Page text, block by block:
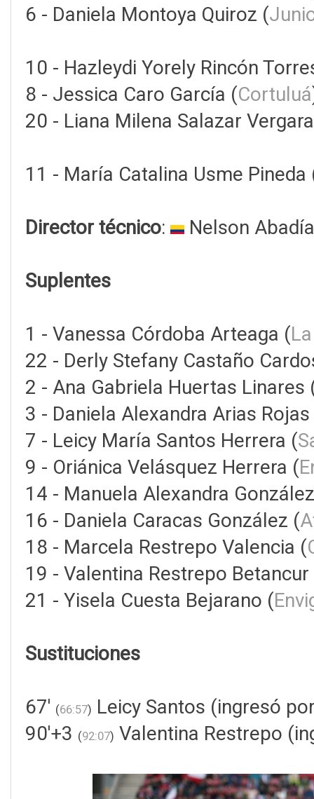
6 - Daniela Montoya Quiroz (
10 - Hazleydi Yorely Rincón
8 - Jessica Caro García (Cortuluá
20 - Liana Milena Salazar
11 - María Catalina Usme Pineda
Director técnico: Nelson
Suplentes
1 - Vanessa Córdoba Arteaga (
22 - Derly Stefany Castaño
2 - Ana Gabriela Huertas Linares
3 - Daniela Alexandra Arias
7 - Leicy María Santos Herrera (
9 - Oriánica Velásquez Herrera (
14 - Manuela Alexandra
16 - Daniela Caracas González (
18 - Marcela Restrepo Valencia (
19 - Valentina Restrepo Betancur
21 - Yisela Cuesta Bejarano (
Sustituciones
67' (66:57) Leicy Santos (ingresó
90'+3 (92:07) Valentina Restrepo